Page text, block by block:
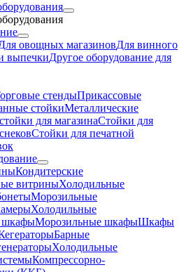
овощных магазиновДля винного
выпечкиДругое оборудование для
стендыПрикассовые
стойкиМеталлические
для магазинаСтойки для
Стойки для печатной
Кондитерские
витриныХолодильные
Морозильные
Холодильные
шкафыМорозильные шкафыШкафы
Барные
Холодильные
Компрессорно-